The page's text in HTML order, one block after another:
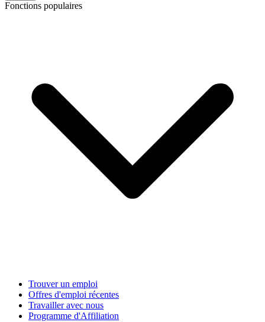
Fonctions populaires
Trouver un emploi
Offres d'emploi récentes
Travailler avec nous
Programme d'Affiliation